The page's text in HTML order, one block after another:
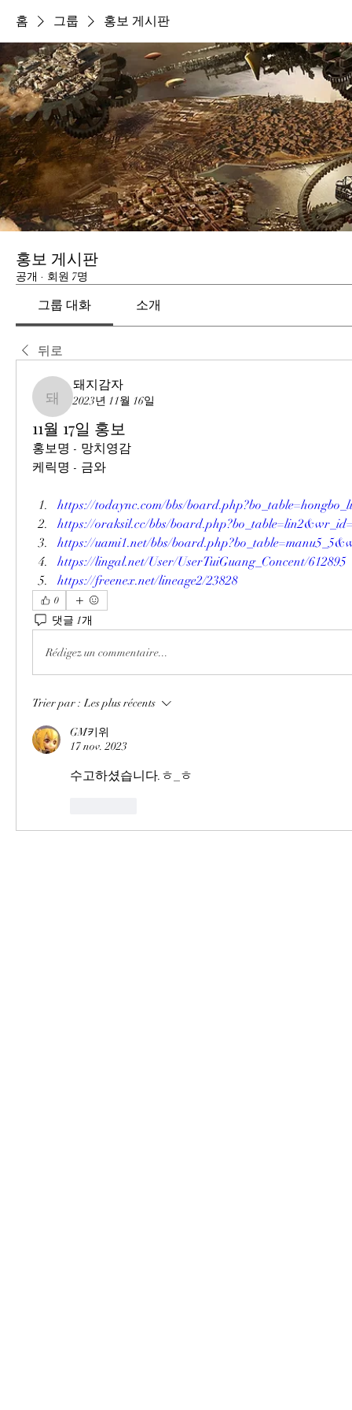
홈 그룹 홍보 게시판
홍보 게시판
공개 · 회원 7명
그룹 대화 소개
뒤로
돼지감자
돼지감자
2023년 11월 16일
11월 17일 홍보
홍보명 - 망치영감
케릭명 - 금와
https://todaync.com/bbs/
https://oraksil.cc/bbs/
https://uami1.net/bbs/
https://lingal.net/User/UserTuiGuang_Concent/612895
https://freenex.net/lineage2/23828
0
댓글 1개
Rédigez un commentaire...
Trier par : Les plus récents
GM키위
17 nov. 2023
수고하셨습니다.ㅎ_ㅎ